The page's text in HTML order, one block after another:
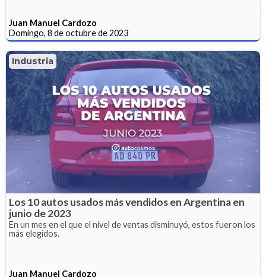
Juan Manuel Cardozo
Domingo, 8 de octubre de 2023
Industria
Los 10 autos usados más vendidos en Argentina en
junio de 2023
En un mes en el que el nivel de ventas disminuyó, estos fueron los
más elegidos.
Juan Manuel Cardozo